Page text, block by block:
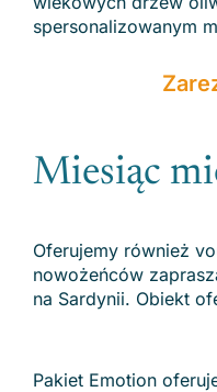
spersonalizowanym
Miesiąc
Oferujemy również
nowożeńców
na Sardynii. Obiekt
Pakiet Emotion